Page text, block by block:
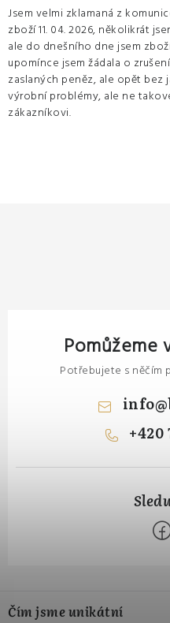
Jsem velmi zklamaná z
zboží 11. 04. 2026, několikrát
ale do dnešního dne jsem
upomínce jsem žádala o
zaslaných peněz, ale opět
výrobní problémy, ale ne
zákazníkovi.
Pomůžeme
Potřebujete s něčím
info@
+420
Čím jsme unikátní